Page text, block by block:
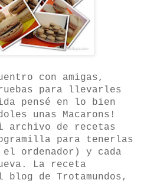
con amigas,
para llevarles
pensé en lo bien
unas Macarons!
archivo de recetas
para tenerlas
ordenador) y cada
La receta
de Trotamundos,